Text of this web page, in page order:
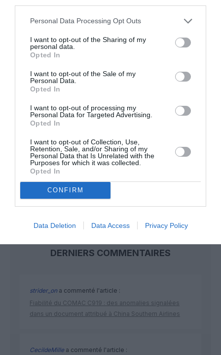
Personal Data Processing Opt Outs
I want to opt-out of the Sharing of my
personal data.
Opted In
I want to opt-out of the Sale of my
Personal Data.
Opted In
I want to opt-out of processing my
Personal Data for Targeted Advertising.
Opted In
I want to opt-out of Collection, Use,
Retention, Sale, and/or Sharing of my
Personal Data that Is Unrelated with the
Purposes for which it was collected.
Opted In
CONFIRM
Data Deletion Data Access Privacy Policy
LAISSER UN COMMENTAIRE
Appel aux lecteurs !
Soutenez Air Journal participez
DERNIERS COMMENTAIRES
strider_on a commenté l'article :
Fiabilité du COMAC C919 : des anomalies signalées
dans un document attribué à China Southern Airlines
CecildeMillea commenté l'article :